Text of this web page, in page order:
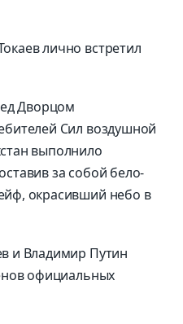
лично встретил
Дворцом
Сил воздушной
выполнило
за собой бело-
окрасивший небо в
и Владимир Путин
официальных